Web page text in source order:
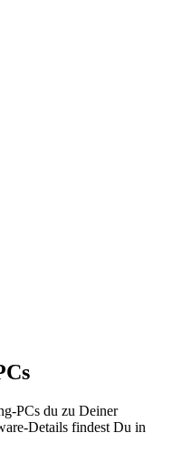
PCs du zu Deiner
Details findest Du in